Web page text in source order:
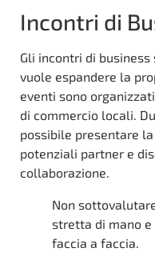
Incontri di
Gli incontri di
vuole espandere la
eventi sono
di commercio locali.
possibile presentare
potenziali partner e
collaborazione.
Non
stretta di mano e
faccia a faccia.